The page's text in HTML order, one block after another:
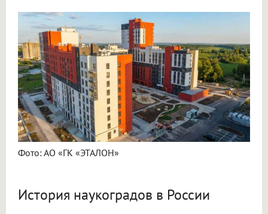
Фото: АО «ГК «ЭТАЛОН»
История наукоградов в России